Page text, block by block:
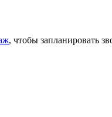
, чтобы запланировать